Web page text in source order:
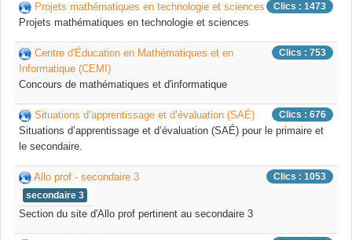
Clics : 1473
Projets mathématiques en technologie et sciences
Projets mathématiques en technologie et sciences
Clics : 753
Centre d'Éducation en Mathématiques et en
Informatique (CEMI)
Concours de mathématiques et d'informatique
Clics : 676
Situations d’apprentissage et d’évaluation (SAÉ)
Situations d’apprentissage et d’évaluation (SAÉ) pour le primaire et
le secondaire.
Clics : 1053
Allo prof - secondaire 3
secondaire 3
Section du site d'Allo prof pertinent au secondaire 3